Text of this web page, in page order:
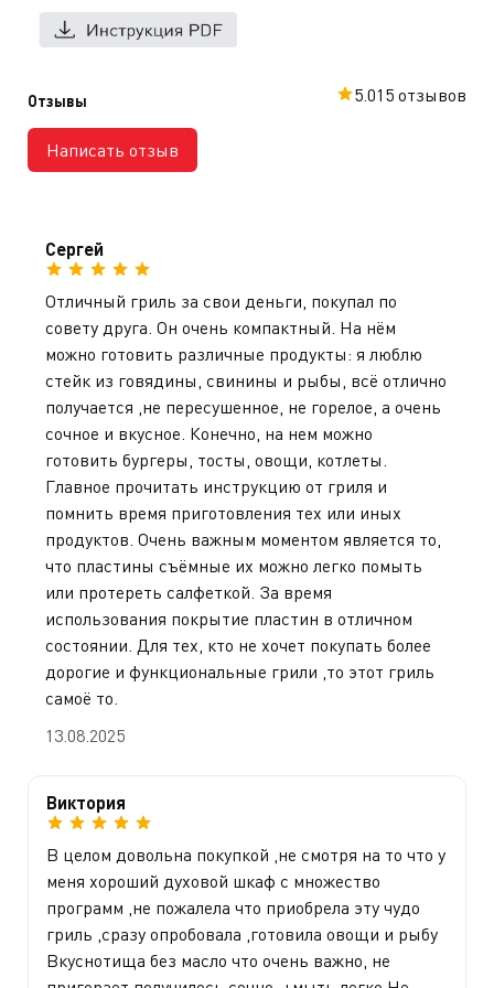
на кухне.
На этот практичный гриль предоставляется
осуществляем удобную доставку по всему
Казахстану, чтобы вы могли быстро начать
готовить свои любимые блюда.
Отзывы
Написать отзыв
5.015 отзывов
Сергей
Отличный гриль за свои деньги, покупал по
совету друга. Он очень компактный. На нём
можно готовить различные продукты: я люблю
стейк из говядины, свинины и рыбы, всё отлично
получается ,не пересушенное, не горелое, а очень
сочное и вкусное. Конечно, на нем можно
готовить бургеры, тосты, овощи, котлеты.
Главное прочитать инструкцию от гриля и
помнить время приготовления тех или иных
продуктов. Очень важным моментом является то,
что пластины съёмные их можно легко помыть
или протереть салфеткой. За время
использования покрытие пластин в отличном
состоянии. Для тех, кто не хочет покупать более
дорогие и функциональные грили ,то этот гриль
самоё то.
13.08.2025
Виктория
В целом довольна покупкой ,не смотря на то что у
меня хороший духовой шкаф с множество
программ ,не пожалела что приобрела эту чудо
гриль ,сразу опробовала ,готовила овощи и рыбу
Вкуснотища без масло что очень важно, не